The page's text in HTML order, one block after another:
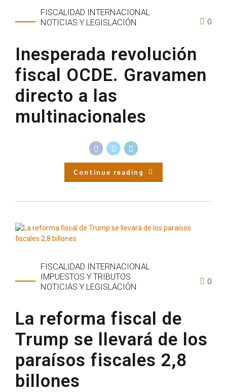
FISCALIDAD INTERNACIONAL
NOTICIAS Y LEGISLACIÓN
0
Inesperada revolución
fiscal OCDE. Gravamen
directo a las
multinacionales
Continue reading
FISCALIDAD INTERNACIONAL
IMPUESTOS Y TRIBUTOS
NOTICIAS Y LEGISLACIÓN
0
La reforma fiscal de
Trump se llevará de los
paraísos fiscales 2,8
billones